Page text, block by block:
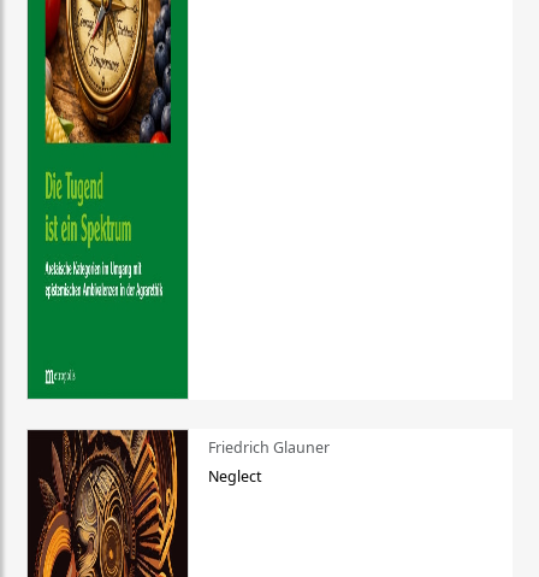
Friedrich Glauner
Neglect